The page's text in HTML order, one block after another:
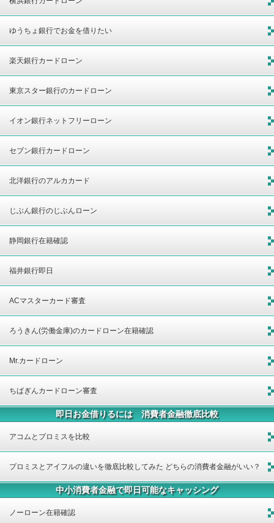
ゆうちょ銀行でお金を借りたい
楽天銀行カードローン
東京スター銀行のカードローン
イオン銀行ネットフリーローン
セブン銀行カードローン
北洋銀行のアルカカード
じぶん銀行のじぶんローン
静岡銀行在籍確認
福井銀行即日
ACマスターカード審査
ろうきん(労働金庫)のカードローン在籍確認
Mr.カードローン
ちばぎんカードローン審査
即日お金借りるには 消費者金融徹底比較
アコムとプロミスを比較
プロミスとアイフルの違いを徹底比較してみた どちらの消費者金融がいい？
中小消費者金融で即日可能なキャッシング
ノーローン在籍確認